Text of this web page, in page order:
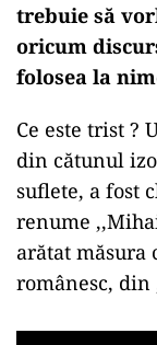
trebuie să
oricum
folosea la
Ce este trist ?
din cătunul
suflete, a fost
renume
arătat
românesc, din